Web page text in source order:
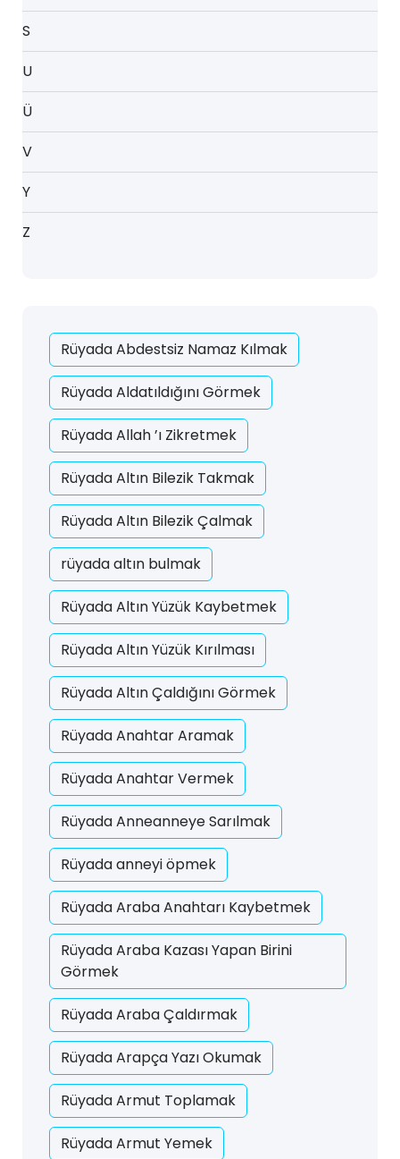
S
U
Ü
V
Y
Z
Rüyada Abdestsiz Namaz Kılmak
Rüyada Aldatıldığını Görmek
Rüyada Allah ’ı Zikretmek
Rüyada Altın Bilezik Takmak
Rüyada Altın Bilezik Çalmak
rüyada altın bulmak
Rüyada Altın Yüzük Kaybetmek
Rüyada Altın Yüzük Kırılması
Rüyada Altın Çaldığını Görmek
Rüyada Anahtar Aramak
Rüyada Anahtar Vermek
Rüyada Anneanneye Sarılmak
Rüyada anneyi öpmek
Rüyada Araba Anahtarı Kaybetmek
Rüyada Araba Kazası Yapan Birini
Görmek
Rüyada Araba Çaldırmak
Rüyada Arapça Yazı Okumak
Rüyada Armut Toplamak
Rüyada Armut Yemek